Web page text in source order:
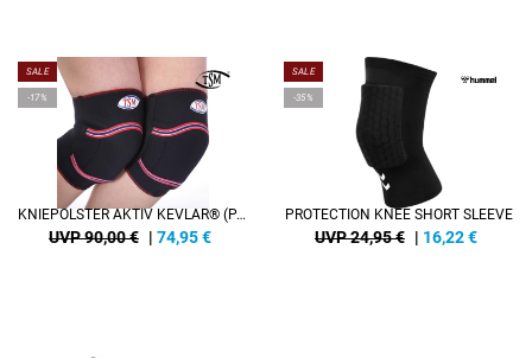
SALE
-17%
KNIEPOLSTER AKTIV KEVLAR® (PAAR)
UVP 90,00 € | 74,95€
SALE
-35%
PROTECTION KNEE SHORT SLEEVE
UVP 24,95 € | 16,22€